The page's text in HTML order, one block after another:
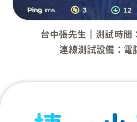
台中張先生｜測試時間
連線測試設備：電